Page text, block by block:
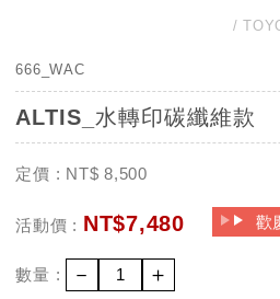
666_WAC
ALTIS_水轉印碳纖維款
定價 : NT$ 8,500
活動價 : NT$7,480 歡
數量 : － ＋